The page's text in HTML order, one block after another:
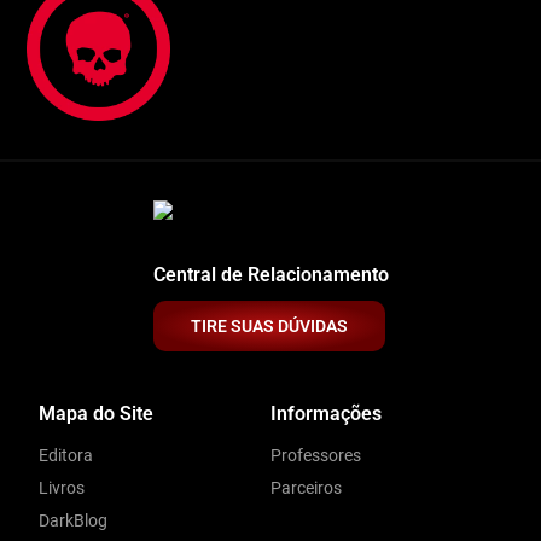
Central de Relacionamento
TIRE SUAS DÚVIDAS
Mapa do Site
Editora
Livros
DarkBlog
Informações
Professores
Parceiros